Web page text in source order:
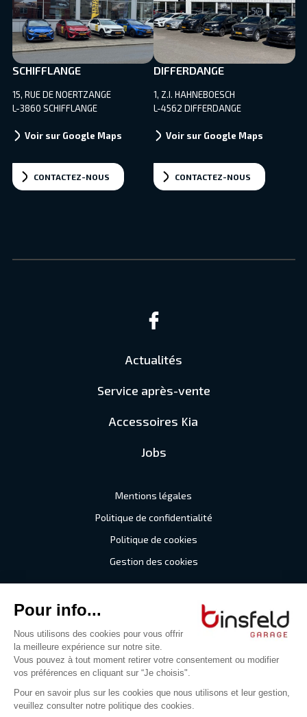
SCHIFFLANGE
15, RUE DE NOERTZANGE
L-3860 SCHIFFLANGE
Voir sur Google Maps
CONTACTEZ-NOUS
DIFFERDANGE
1, Z.I. HAHNEBOESCH
L-4562 DIFFERDANGE
Voir sur Google Maps
CONTACTEZ-NOUS
Actualités
Service après-vente
Accessoires Kia
Jobs
Mentions légales
Politique de confidentialité
Politique de cookies
Gestion des cookies
Digitalised by